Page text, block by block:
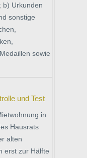
b) Urkunden
sonstige
sowie
und Test
in
Hausrats
alten
erst zur Hälfte